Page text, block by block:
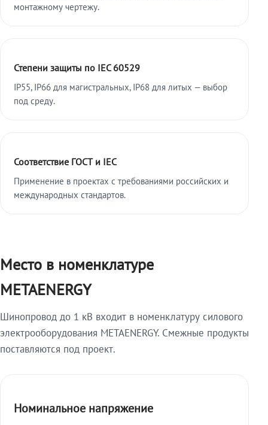
монтажному чертежу.
Степени защиты по IEC 60529
IP55, IP66 для магистральных, IP68 для литых — выбор
под среду.
Соответствие ГОСТ и IEC
Применение в проектах с требованиями российских и
международных стандартов.
Место в номенклатуре
METAENERGY
Шинопровод до 1 кВ входит в номенклатуру силового
электрооборудования METAENERGY. Смежные продукты
поставляются под проект.
Номинальное напряжение